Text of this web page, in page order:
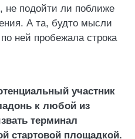
не подойти ли поближе
А та, будто мысли
ней пробежала строка
участник
к любой из
терминал
стартовой площадкой.